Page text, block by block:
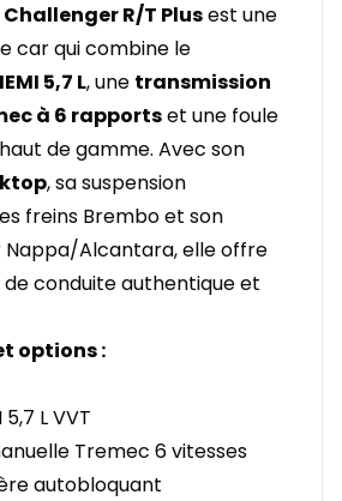
R/T Plusest une
car qui combine le
5,7 L, une transmission
à 6 rapportset une foule
de gamme. Avec son
, sa suspension
freins Brembo et son
Nappa/Alcantara, elle offre
conduite authentique et
options :
L VVT
Tremec 6 vitesses
autobloquant